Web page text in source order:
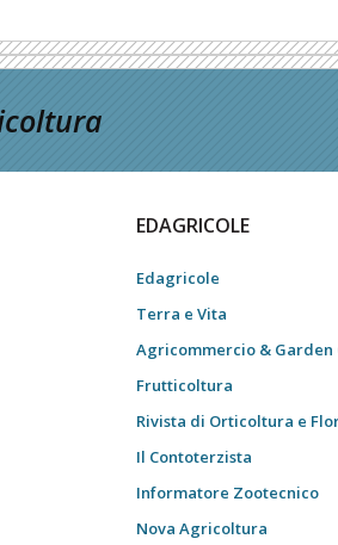
EDAGRICOLE
Edagricole
Terra e Vita
Agricommercio & Garden
Frutticoltura
Rivista di Orticoltura e
Il Contoterzista
Informatore Zootecnico
Nova Agricoltura